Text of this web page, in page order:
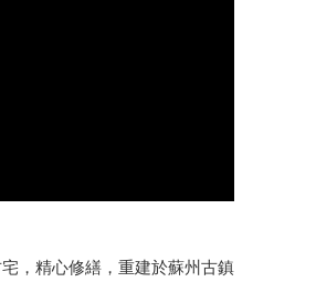
，精心修繕，重建於蘇州古鎮